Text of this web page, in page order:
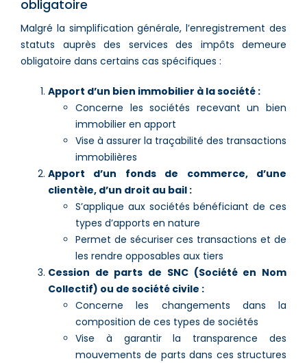
obligatoire
Malgré la simplification générale, l’enregistrement des
statuts auprès des services des impôts demeure
obligatoire dans certains cas spécifiques :
Apport d’un bien immobilier à la société :
Concerne les sociétés recevant un bien
immobilier en apport
Vise à assurer la traçabilité des transactions
immobilières
Apport d’un fonds de commerce, d’une
clientèle, d’un droit au bail :
S’applique aux sociétés bénéficiant de ces
types d’apports en nature
Permet de sécuriser ces transactions et de
les rendre opposables aux tiers
Cession de parts de SNC (Société en Nom
Collectif) ou de société civile :
Concerne les changements dans la
composition de ces types de sociétés
Vise à garantir la transparence des
mouvements de parts dans ces structures